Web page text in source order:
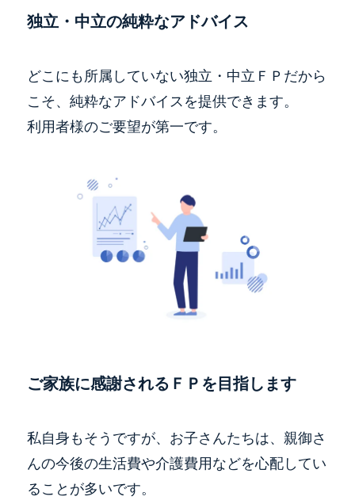
独立・中立の純粋なアドバイス
どこにも所属していない独立・中立ＦＰだから
こそ、純粋なアドバイスを提供できます。
利用者様のご要望が第一です。
ご家族に感謝されるＦＰを目指します
私自身もそうですが、お子さんたちは、親御さ
んの今後の生活費や介護費用などを心配してい
ることが多いです。